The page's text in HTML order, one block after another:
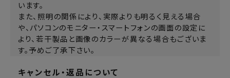
います。
また、照明の関係により、実際よりも明るく見える場合
や、パソコンのモニター・スマートフォンの画面の設定に
より、若干製品と画像のカラーが異なる場合もございま
す。予めご了承下さい。
キャンセル・返品について